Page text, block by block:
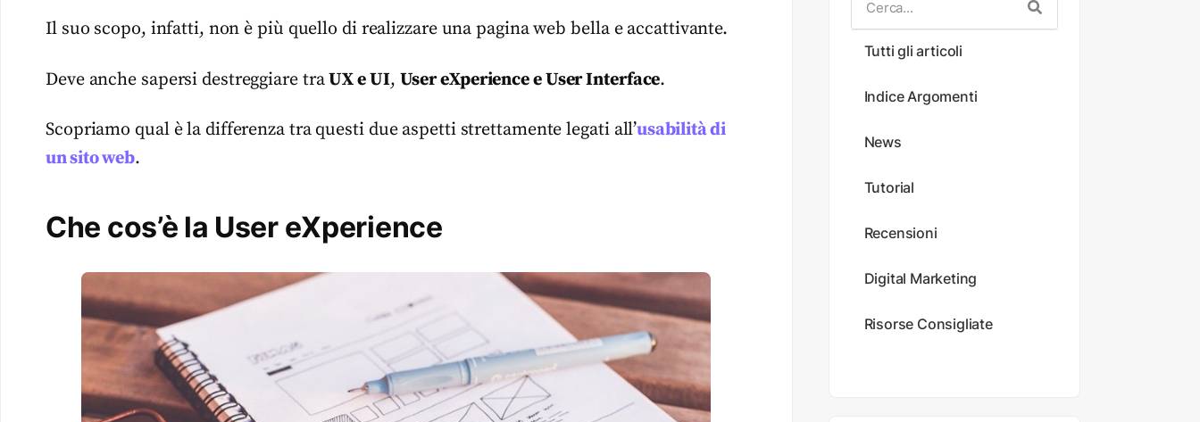
Il suo scopo, infatti, non è più quello di realizzare una pagina web bella e accattivante.
Deve anche sapersi destreggiare traUX e UI, User eXperience e User Interface.
Scopriamo qual è la differenza tra questi due aspetti strettamente legati all’usabilità di
un sito web.
Che cos’è la User eXperience
Tutti gli articoli
Indice Argomenti
News
Tutorial
Recensioni
Digital Marketing
Risorse Consigliate